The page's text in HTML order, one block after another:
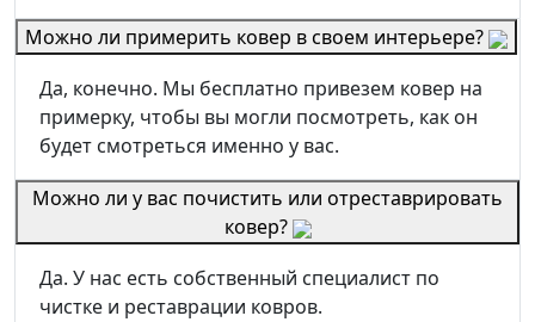
Можно ли примерить ковер в своем интерьере?
Да, конечно. Мы бесплатно привезем ковер на
примерку, чтобы вы могли посмотреть, как он
будет смотреться именно у вас.
Можно ли у вас почистить или отреставрировать
ковер?
Да. У нас есть собственный специалист по
чистке и реставрации ковров.